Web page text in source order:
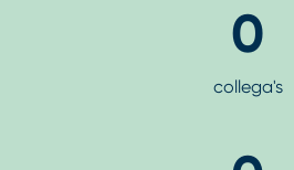
0
collega's